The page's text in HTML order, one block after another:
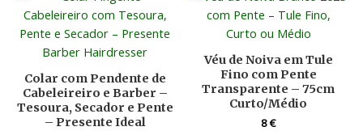
Colar com Pendente de
Cabeleireiro e Barber –
Tesoura, Secador e Pente
– Presente Ideal
Véu de Noiva em Tule
Fino com Pente
Transparente – 75cm
Curto/Médio
8€